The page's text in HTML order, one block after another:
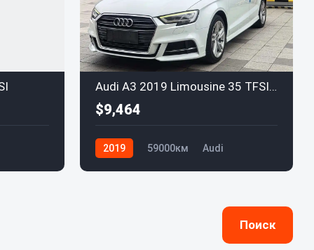
Audi A3 2019 Limousine 35 TFSI Sport China VI
$9,464
2019 59000км Audi
Поиск